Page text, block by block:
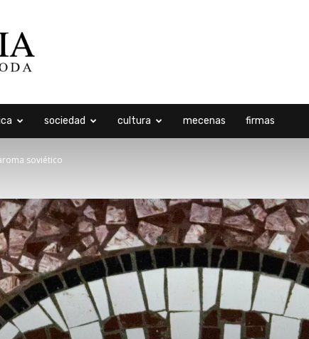
sociedad cultura mecenas firmas
soviético